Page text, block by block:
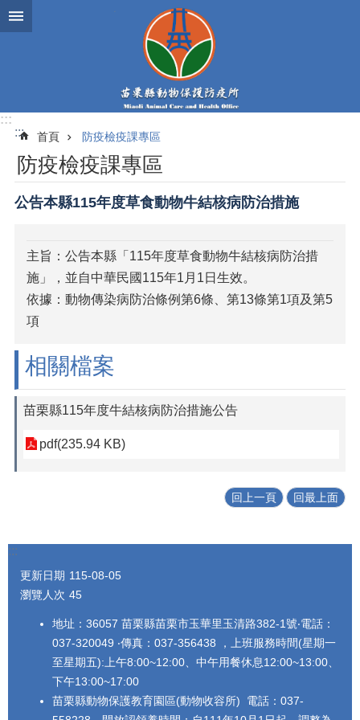
跳到主要內容區塊
:::
:::
首頁 防疫檢疫課專區
防疫檢疫課專區
公告本縣115年度草食動物牛結核病防治措施
主旨：公告本縣「115年度草食動物牛結核病防治措
施」，並自中華民國115年1月1日生效。
依據：動物傳染病防治條例第6條、第13條第1項及第5
項
相關檔案
苗栗縣115年度牛結核病防治措施公告
pdf(235.94 KB)
回上一頁 回最上面
:::
更新日期 115-08-05
瀏覽人次 45
地址：36057 苗栗縣苗栗市玉華里玉清路382-1號‧電話：
037-320049 ‧傳真：037-356438 ，上班服務時間(星期一
至星期五):上午8:00~12:00、中午用餐休息12:00~13:00、
下午13:00~17:00
苗栗縣動物保護教育園區(動物收容所) 電話：037-